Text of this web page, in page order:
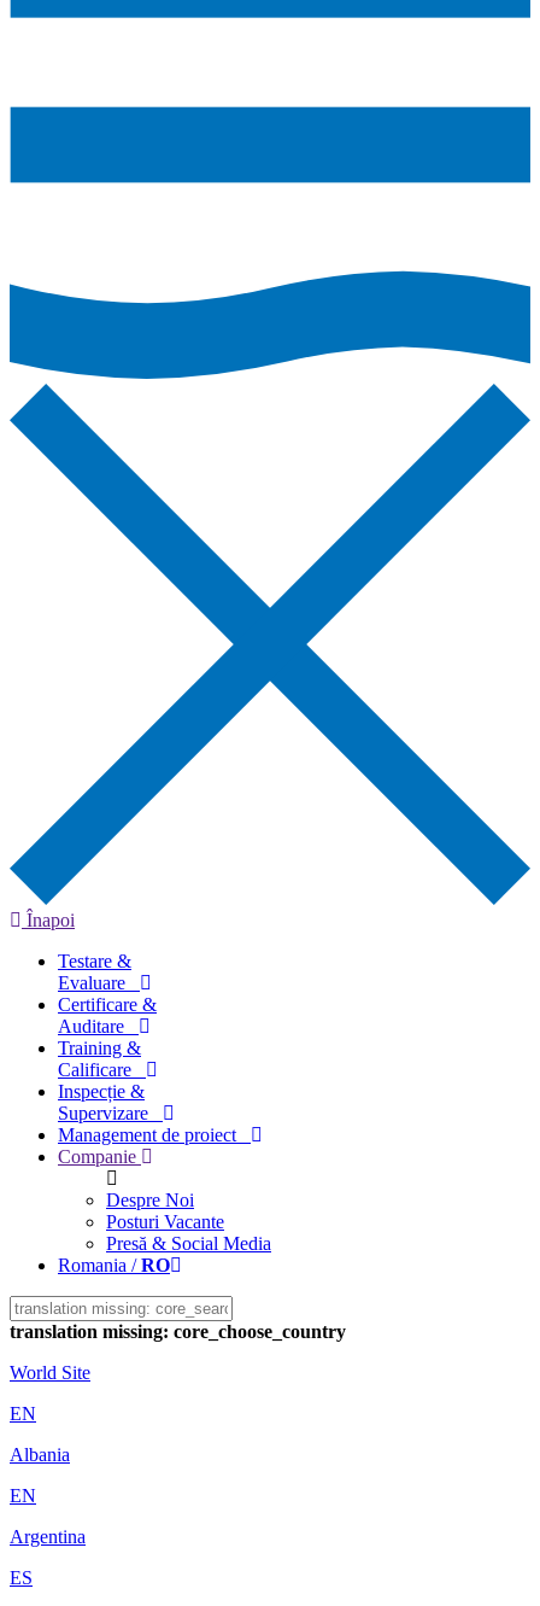
Înapoi
Testare &
Evaluare
Certificare &
Auditare
Training &
Calificare
Inspecție &
Supervizare
Management de proiect
Companie
Despre Noi
Posturi Vacante
Presă & Social Media
Romania /RO
translation missing: core_choose_country
World Site
EN
Albania
EN
Argentina
ES